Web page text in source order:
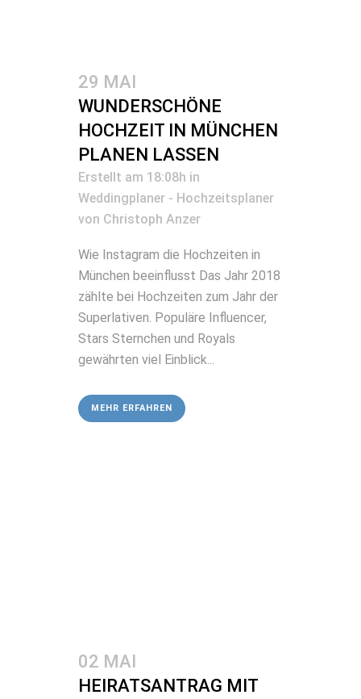
29 MAI
WUNDERSCHÖNE
HOCHZEIT IN MÜNCHEN
PLANEN LASSEN
Erstellt am 18:08h in
Weddingplaner - Hochzeitsplaner
von Christoph Anzer
Wie Instagram die Hochzeiten in
München beeinflusst Das Jahr 2018
zählte bei Hochzeiten zum Jahr der
Superlativen. Populäre Influencer,
Stars Sternchen und Royals
gewährten viel Einblick...
MEHR ERFAHREN
02 MAI
HEIRATSANTRAG MIT